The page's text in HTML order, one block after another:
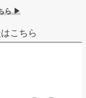
ら ▶
こちら